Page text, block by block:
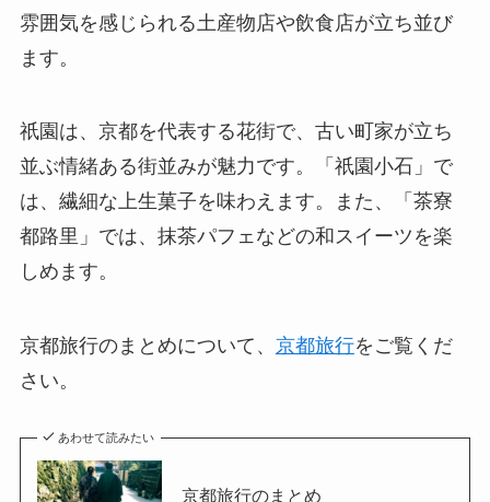
雰囲気を感じられる土産物店や飲食店が立ち並び
ます。
祇園は、京都を代表する花街で、古い町家が立ち
並ぶ情緒ある街並みが魅力です。「祇園小石」で
は、繊細な上生菓子を味わえます。また、「茶寮
都路里」では、抹茶パフェなどの和スイーツを楽
しめます。
京都旅行のまとめについて、 京都旅行をご覧くだ
さい。
あわせて読みたい
京都旅行のまとめ